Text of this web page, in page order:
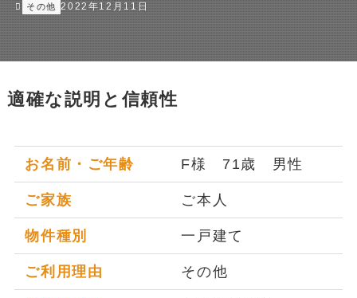
その他 2022年12月11日
適確な説明と信頼性
お名前・ご年齢 F様 71歳 男性
ご家族 ご本人
物件種別 一戸建て
ご利用理由 その他